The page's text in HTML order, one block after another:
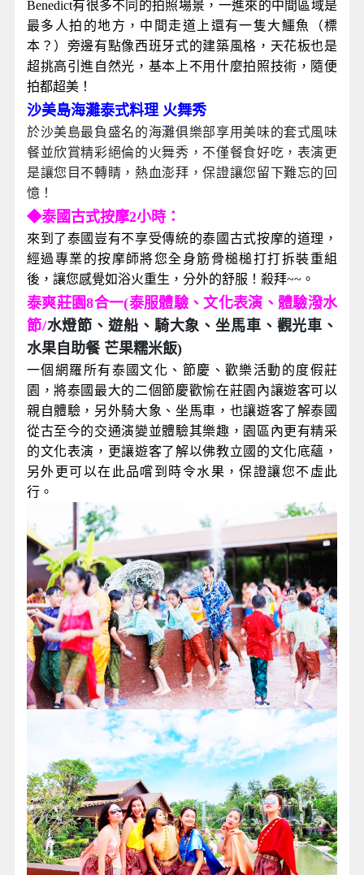
Benedict有很多不同的拍照場景，一進來的中間區域是
最多人拍的地方，中間走道上還有一隻大鱷魚（標
本？）旁邊有點像西班牙式的建築風格，天花板也是
超挑高引進自然光，基本上不用什麼拍照技術，隨便
拍都超美！
沙美島海灘泰式料理 火舞秀
於沙美島最負盛名的海灘俱樂部享用美味的套式風味
餐並欣賞精彩絕倫的火舞秀，不僅餐食好吃，表演更
是讓您目不轉睛，熱血澎拜，保證讓您留下難忘的回
憶！
◆泰國古式按摩2小時：
來到了泰國豈有不享受傳統的泰國古式按摩的道理，
經過專業的按摩師將您全身筋骨槌槌打打拆裝重組
後，讓您感覺如浴火重生，分外的舒服！殺拜~~。
泰爽莊園8合一(泰服體驗、文化表演、體驗潑水
節/水燈節、遊船、騎大象、坐馬車、觀光車、
水果自助餐 芒果糯米飯)
一個網羅所有泰國文化、節慶、歡樂活動的度假莊
園，將泰國最大的二個節慶歡愉在莊園內讓遊客可以
親自體驗，另外騎大象、坐馬車，也讓遊客了解泰國
從古至今的交通演變並體驗其樂趣，園區內更有精采
的文化表演，更讓遊客了解以佛教立國的文化底蘊，
另外更可以在此品嚐到時令水果，保證讓您不虛此
行。